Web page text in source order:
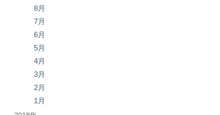
8月
7月
6月
5月
4月
3月
2月
1月